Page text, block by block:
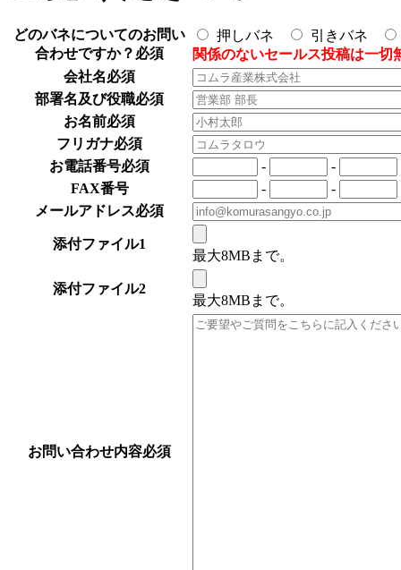
どのバネについてのお問い
合わせですか？ 必須
押しバネ
引きバネ
関係のないセールス投稿は一切
会社名必須
部署名及び役職必須
お名前必須
フリガナ必須
お電話番号必須 -
-
FAX番号
-
-
メールアドレス必須
添付ファイル1
最大8MBまで。
添付ファイル2
最大8MBまで。
お問い合わせ内容必須